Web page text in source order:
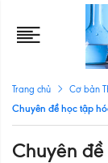
Trang chủ Cơ bản
Chuyên đề học tập
Chuyên